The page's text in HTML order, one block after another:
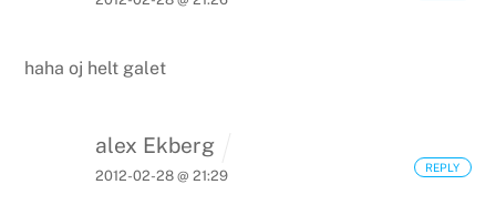
haha oj helt galet
alex Ekberg
2012-02-28 @ 21:29
REPLY